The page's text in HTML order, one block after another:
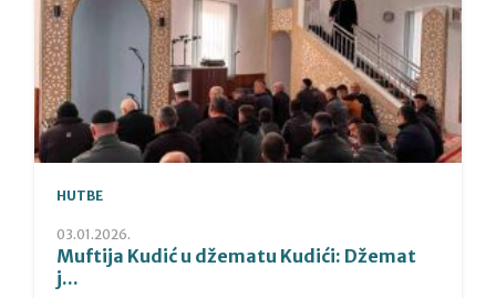
HUTBE
03.01.2026.
Muftija Kudić u džematu Kudići: Džemat
j...